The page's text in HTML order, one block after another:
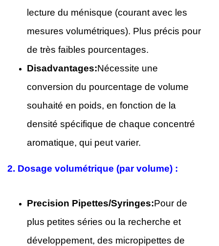
lecture du ménisque (courant avec les
mesures volumétriques). Plus précis pour
de très faibles pourcentages.
Disadvantages:Nécessite une
conversion du pourcentage de volume
souhaité en poids, en fonction de la
densité spécifique de chaque concentré
aromatique, qui peut varier.
2. Dosage volumétrique (par volume) :
Precision Pipettes/Syringes:Pour de
plus petites séries ou la recherche et
développement, des micropipettes de